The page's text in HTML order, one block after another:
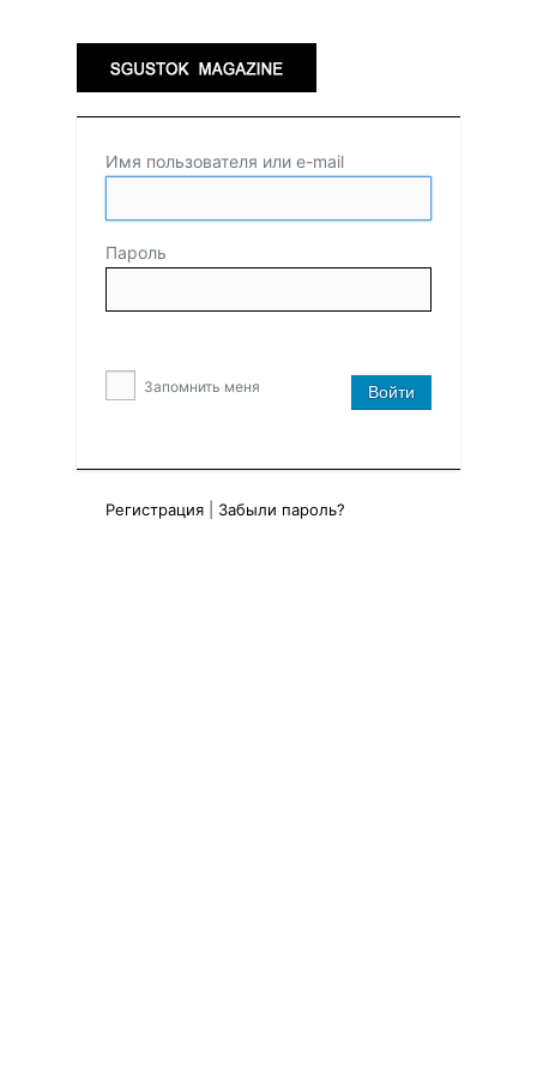
Имя пользователя или e-mail
Пароль
Запомнить меня
Регистрация Забыли пароль?